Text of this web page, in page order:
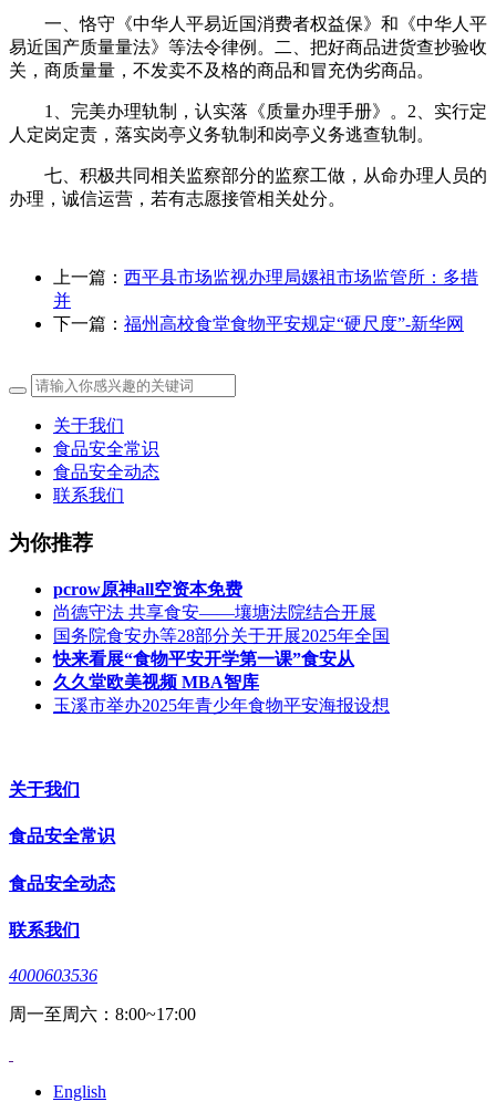
一、恪守《中华人平易近国消费者权益保》和《中华人平
易近国产质量量法》等法令律例。二、把好商品进货查抄验收
关，商质量量，不发卖不及格的商品和冒充伪劣商品。
1、完美办理轨制，认实落《质量办理手册》。2、实行定
人定岗定责，落实岗亭义务轨制和岗亭义务逃查轨制。
七、积极共同相关监察部分的监察工做，从命办理人员的
办理，诚信运营，若有志愿接管相关处分。
上一篇： 西平县市场监视办理局嫘祖市场监管所：多措
并
下一篇： 福州高校食堂食物平安规定“硬尺度”-新华网
关于我们
食品安全常识
食品安全动态
联系我们
为你推荐
pcrow原神all空资本免费
尚德守法 共享食安——壤塘法院结合开展
国务院食安办等28部分关于开展2025年全国
快来看展“食物平安开学第一课”食安从
久久堂欧美视频 MBA智库
玉溪市举办2025年青少年食物平安海报设想
关于我们
食品安全常识
食品安全动态
联系我们
4000603536
周一至周六：8:00~17:00
English